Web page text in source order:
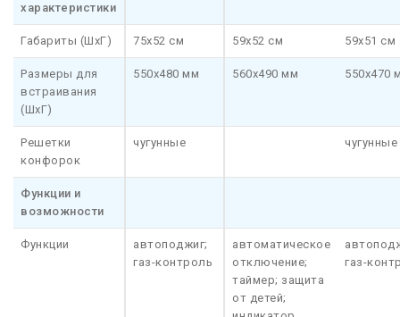
характеристики
Габариты (ШхГ) 75x52 см 59х52 см 59x51 см
Размеры для
встраивания
(ШхГ)
550x480 мм 560x490 мм 550x470
Решетки
конфорок
чугунные чугунные
Функции и
возможности
Функции
автоподжиг;
газ-контроль
автоматическое
отключение;
таймер; защита
от детей;
газ-